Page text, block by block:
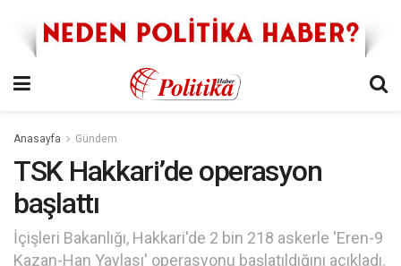
Anasayfa Gündem
TSK Hakkari’de operasyon
başlattı
İçişleri Bakanlığı, Hakkari'de 2 bin 218 askerle 'Eren-9
Kazan-Han Yaylası' operasyonu başlatıldığını açıkladı.